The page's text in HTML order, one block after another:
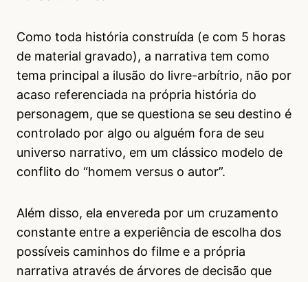
Como toda história construída (e com 5 horas
de material gravado), a narrativa tem como
tema principal a ilusão do livre-arbítrio, não por
acaso referenciada na própria história do
personagem, que se questiona se seu destino é
controlado por algo ou alguém fora de seu
universo narrativo, em um clássico modelo de
conflito do “homem versus o autor”.
Além disso, ela envereda por um cruzamento
constante entre a experiência de escolha dos
possíveis caminhos do filme e a própria
narrativa através de árvores de decisão que